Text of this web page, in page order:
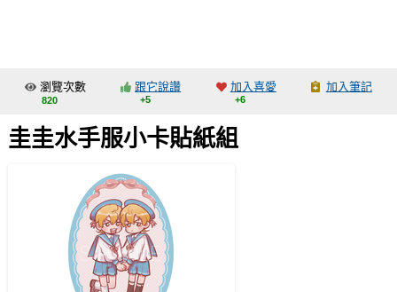
交流中心
攤位轉讓區
會員中心
註冊會員
登入
瀏覽次數
820
跟它說讚
+5
加入喜愛
+6
加入筆記
圭圭水手服小卡貼紙組